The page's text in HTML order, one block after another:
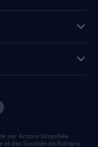
par Actions Simplifiée
et des Sociétés de Bobigny